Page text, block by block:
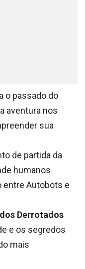
o passado do
aventura nos
sua
de partida da
humanos
entre Autobots e
Derrotados
e os segredos
mais